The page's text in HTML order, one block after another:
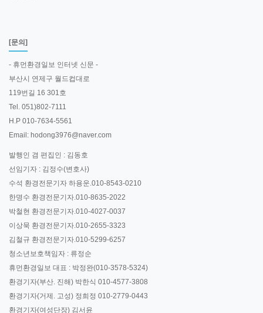
[문의]
- 휴먼환경일보 인터넷 신문 -
부산시 연제구 월드컵대로
119번길 16 301호
Tel. 051)802-7111
H.P 010-7634-5561
Email: hodong3976@naver.com
발행인 겸 편집인 : 김동호
선임기자 : 김정수(변호사)
수석 환경전문기자 하용운.010-8543-0210
한명수 환경전문기자.010-8635-2022
박철현 환경전문기자.010-4027-0037
이상묵 환경전문기자.010-2655-3323
김철규 환경전문기자.010-5299-6257
청소년보호책임자 : 류정순
휴먼환경일보 대표 : 박정완(010-3578-5324)
환경기자(부산. 진해) 박한식 010-4577-3808
환경기자(거제. 고성) 정희정 010-2779-0443
환경기자(여성단장) 김서윤